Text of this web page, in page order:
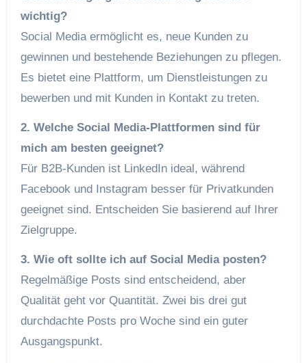
wichtig?
Social Media ermöglicht es, neue Kunden zu
gewinnen und bestehende Beziehungen zu pflegen.
Es bietet eine Plattform, um Dienstleistungen zu
bewerben und mit Kunden in Kontakt zu treten.
2. Welche Social Media-Plattformen sind für
mich am besten geeignet?
Für B2B-Kunden ist LinkedIn ideal, während
Facebook und Instagram besser für Privatkunden
geeignet sind. Entscheiden Sie basierend auf Ihrer
Zielgruppe.
3. Wie oft sollte ich auf Social Media posten?
Regelmäßige Posts sind entscheidend, aber
Qualität geht vor Quantität. Zwei bis drei gut
durchdachte Posts pro Woche sind ein guter
Ausgangspunkt.